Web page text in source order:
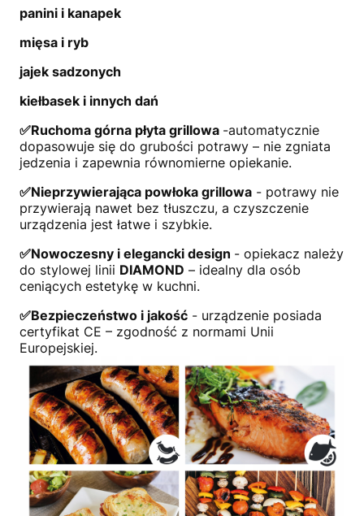
panini i kanapek
mięsa i ryb
jajek sadzonych
kiełbasek i innych dań
✅Ruchoma górna płyta grillowa -automatycznie
dopasowuje się do grubości potrawy – nie zgniata
jedzenia i zapewnia równomierne opiekanie.
✅Nieprzywierająca powłoka grillowa - potrawy nie
przywierają nawet bez tłuszczu, a czyszczenie
urządzenia jest łatwe i szybkie.
✅Nowoczesny i elegancki design - opiekacz należy
do stylowej linii DIAMOND – idealny dla osób
ceniących estetykę w kuchni.
✅Bezpieczeństwo i jakość - urządzenie posiada
certyfikat CE – zgodność z normami Unii
Europejskiej.